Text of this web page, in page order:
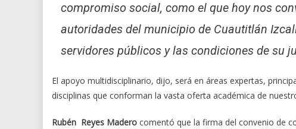
compromiso social, como el que hoy nos
autoridades del municipio de Cuautitlán
servidores públicos y las condiciones de su
El apoyo multidisciplinario, dijo, será en áreas expertas,
disciplinas que conforman la vasta oferta académica de
Rubén Reyes Madero comentó que la firma del convenio de